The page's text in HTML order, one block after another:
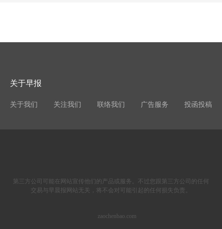
关于早报
关于我们 关注我们 联络我们 广告服务 投函投稿
第三方公司可能在网站宣传他们的产品或服务。不过您跟第三方公司的任何
交易与早晨报网站无关，将不会对可能引起的任何损失负责。
zaochenbao.com